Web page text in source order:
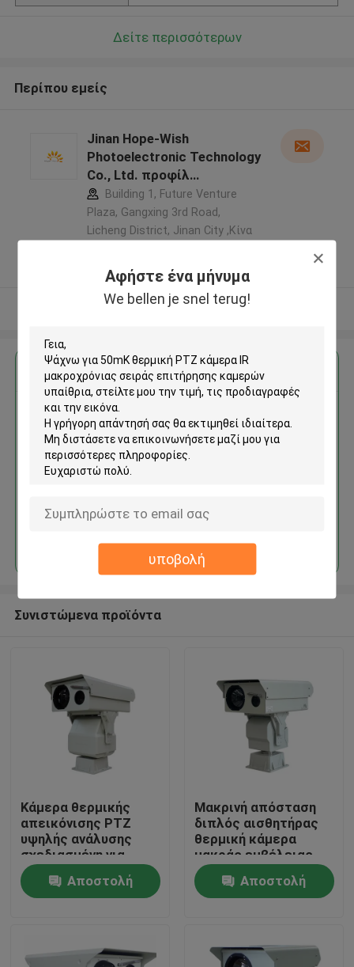
Αφήστε ένα μήνυμα
We bellen je snel terug!
υποβολή
Σπίτι
Σχετικά με εμάς
Δείτε περισσότερων
Περίπου εμείς
Jinan Hope-Wish
Photoelectronic Technology
Co., Ltd. προφίλ
κατασκευαστή
Building 1, Future Venture
Plaza, Gangxing 3rd Road,
Licheng District, Jinan City ,Κίνα
Ελεγχμένος προμηθευτής
Δείτε περισσότερων
Αποκτήστε την καλύτερη τιμή για
50mK θερμική PTZ κάμερα IR
μακροχρόνιας σειράς
επιτήρησης καμερών υπαίθρια
Συνιστώμενα προϊόντα
Κάμερα θερμικής
απεικόνισης PTZ
υψηλής ανάλυσης
σχεδιασμένη για
προστασία υποδομής
ζωτικής σημασίας
και παρακολούθηση
Αποστολή
Μακρινή απόσταση
διπλός αισθητήρας
θερμική κάμερα
μακράς εμβέλειας
ptz κάμερα μακράς
εμβέλειας κάμερα
ασφαλείας
Αποστολή